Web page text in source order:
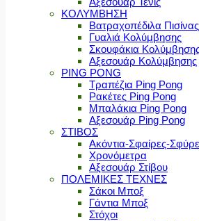
ΚΟΛΥΜΒΗΣΗ
Βατραχοπέδιλα Πισίνας
Γυαλιά Κολύμβησης
Σκουφάκια
Αξεσουάρ Κολύμβησης
PING PONG
Τραπέζια Ping Pong
Ρακέτες Ping Pong
Μπαλάκια Ping Pong
Αξεσουάρ Ping Pong
ΣΤΙΒΟΣ
Ακόντια-Σφαίρες-
Χρονόμετρα
Αξεσουάρ Στίβου
ΠΟΛΕΜΙΚΕΣ ΤΕΧΝΕΣ
Σάκοι Μποξ
Γάντια Μποξ
Στόχοι